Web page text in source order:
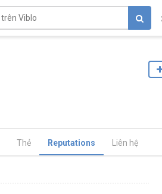
Thẻ Reputations Liên hệ